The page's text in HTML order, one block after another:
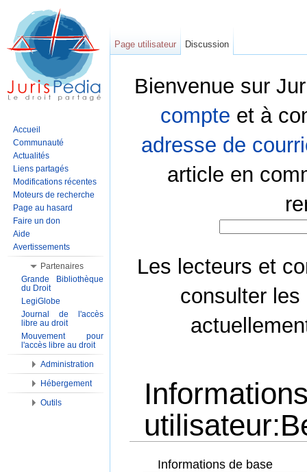
Bienvenue sur
compte et à
adresse de
article en
Les lecteurs et
consulter les
Informations de base
Page utilisateur Discussion
Accueil
Communauté
Actualités
Liens partagés
Modifications récentes
Moteurs de recherche
Page au hasard
Faire un don
Aide
Avertissements
Partenaires
Grande Bibliothèque
du Droit
LegiGlobe
Journal de l'accès
libre au droit
Mouvement pour
l'accès libre au droit
Administration
Hébergement
Outils